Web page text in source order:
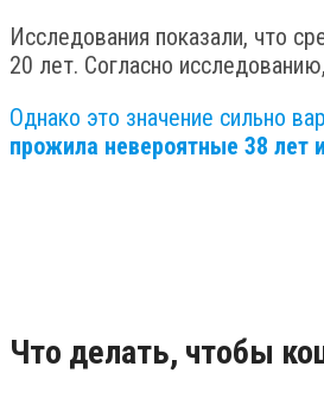
Исследования показали, что
20 лет. Согласно
Однако это значение сильно
прожила невероятные 38 лет
Что делать, чтобы